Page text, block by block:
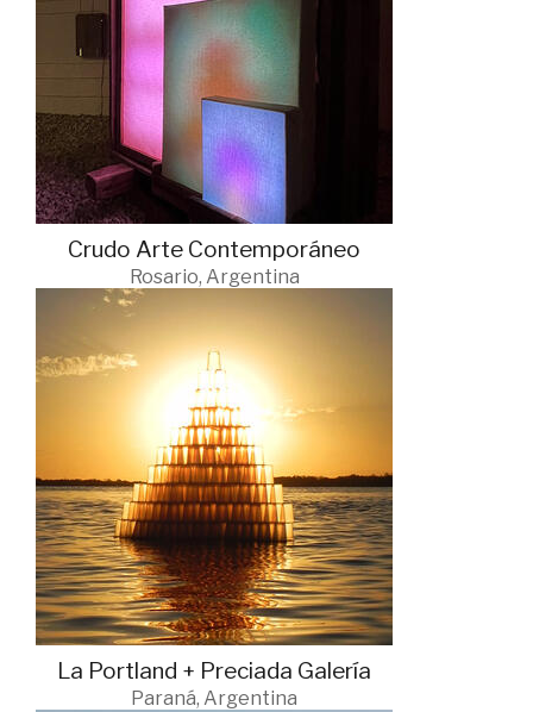
Crudo Arte Contemporáneo
Rosario, Argentina
La Portland + Preciada Galería
Paraná, Argentina